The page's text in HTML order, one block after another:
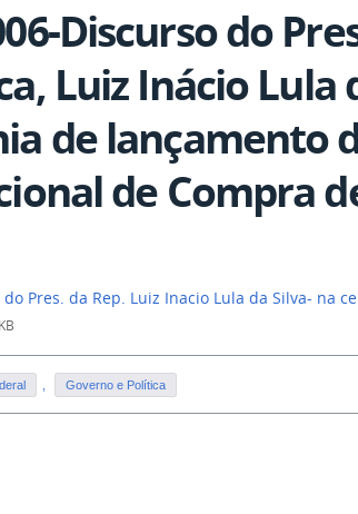
Discurso do
Luiz Inácio Lula
de lançamento
de Compra
do Pres. da Rep. Luiz Inacio Lula da Silva- na
Governo e Política